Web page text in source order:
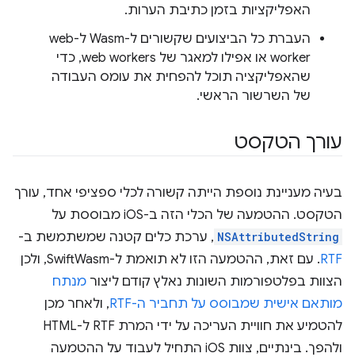
האפליקציות בזמן כתיבת הערות.
העברת כל הביצועים שקשורים ל-Wasm ל-web
worker או אפילו למאגר של web workers, כדי
שהאפליקציה תוכל להפחית את עומס העבודה
של השרשור הראשי.
עורך הטקסט
בעיה מעניינת נוספת הייתה קשורה לכלי ספציפי אחד, עורך
הטקסט. ההטמעה של הכלי הזה ב-iOS מבוססת על
NSAttributedString , ערכת כלים קטנה שמשתמשת ב-
RTF
. עם זאת, ההטמעה הזו לא תואמת ל-SwiftWasm, ולכן
הצוות בפלטפורמות השונות נאלץ קודם ליצור מנתח
מותאם אישית שמבוסס על תחביר ה-RTF
, ולאחר מכן
להטמיע את חוויית העריכה על ידי המרת RTF ל-HTML
ולהפך. בינתיים, צוות iOS התחיל לעבוד על ההטמעה